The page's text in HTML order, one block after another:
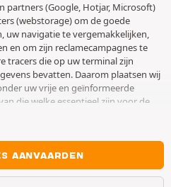
partners (Google, Hotjar, Microsoft)
(webstorage) om de goede
uw navigatie te vergemakkelijken,
en om zijn reclamecampagnes te
tracers die op uw terminal zijn
bevatten. Daarom plaatsen wij
uw vrije en geïnformeerde
die welke essentieel zijn voor de
door naar de pagina over
U kunt ervoor kiezen om verder te
of andere tracers te
de toegang tot diensten niet AD
AANVAARDEN